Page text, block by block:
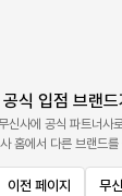
식 입점 브랜
신사에 공식 파트너사
홈에서 다른 브랜드를
이전 페이지 무